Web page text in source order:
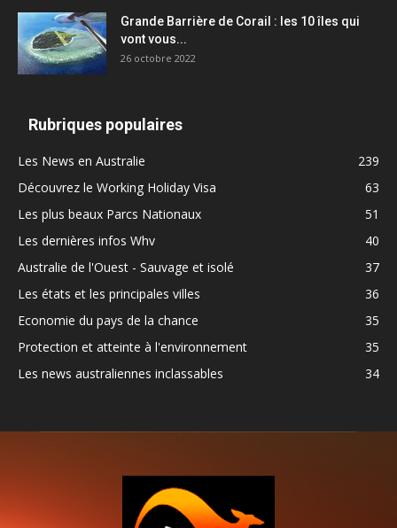
Grande Barrière de Corail : les 10 îles qui
vont vous...
26 octobre 2022
Rubriques populaires
Les News en Australie
239
Découvrez le Working Holiday Visa
63
Les plus beaux Parcs Nationaux
51
Les dernières infos Whv
40
Australie de l'Ouest - Sauvage et isolé
37
Les états et les principales villes
36
Economie du pays de la chance
35
Protection et atteinte à l'environnement
35
Les news australiennes inclassables
34